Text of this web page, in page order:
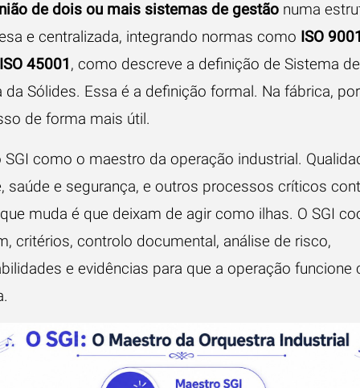
de dois ou mais sistemas de gestão numa
e centralizada, integrando normas como ISO
ISO 45001, como descreve a definição de Sistema
da Sólides. Essa é a definição formal. Na fábrica,
de forma mais útil.
SGI como o maestro da operação industrial.
saúde e segurança, e outros processos críticos
muda é que deixam de agir como ilhas. O SGI
critérios, controlo documental, análise de risco,
e evidências para que a operação funcione